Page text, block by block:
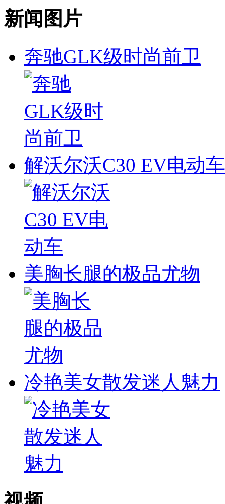
新闻图片
奔驰GLK级时尚前卫
解沃尔沃C30 EV电动车
美胸长腿的极品尤物
冷艳美女散发迷人魅力